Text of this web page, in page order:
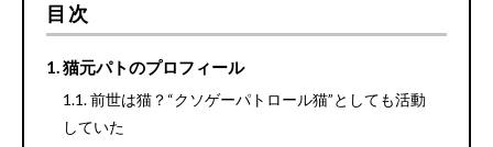
目次
猫元パトのプロフィール
前世は猫？“クソゲーパトロール猫”としても活動
していた